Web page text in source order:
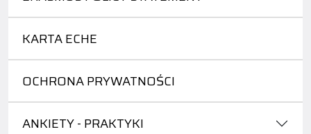
KARTA ECHE
OCHRONA PRYWATNOŚCI
ANKIETY - PRAKTYKI